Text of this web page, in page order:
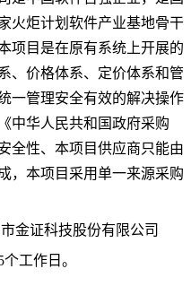
火炬计划软件产业基地骨干
项目是在原有系统上开展的
、价格体系、定价体系和管
一管理安全有效的解决操作
中华人民共和国政府采购
全性、本项目供应商只能由
， 本项目 采用单一来源采购
金证科技股份有限公司
个工作日。